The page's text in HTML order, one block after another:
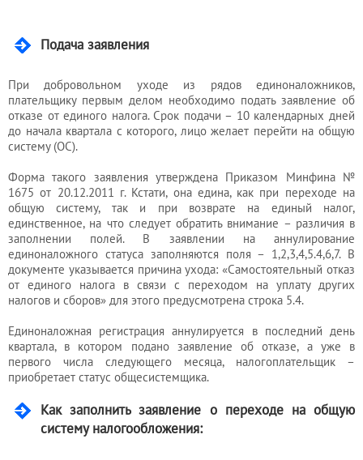
Подача заявления
При добровольном уходе из рядов единоналожников,
плательщику первым делом необходимо подать заявление об
отказе от единого налога. Срок подачи – 10 календарных дней
до начала квартала с которого, лицо желает перейти на общую
систему (ОС).
Форма такого заявления утверждена Приказом Минфина №
1675 от 20.12.2011 г. Кстати, она едина, как при переходе на
общую систему, так и при возврате на единый налог,
единственное, на что следует обратить внимание – различия в
заполнении полей. В заявлении на аннулирование
единоналожного статуса заполняются поля – 1,2,3,4,5.4,6,7. В
документе указывается причина ухода: «Самостоятельный отказ
от единого налога в связи с переходом на уплату других
налогов и сборов» для этого предусмотрена строка 5.4.
Единоналожная регистрация аннулируется в последний день
квартала, в котором подано заявление об отказе, а уже в
первого числа следующего месяца, налогоплательщик –
приобретает статус общесистемщика.
Как заполнить заявление о переходе на общую
систему налогообложения:
разрешения